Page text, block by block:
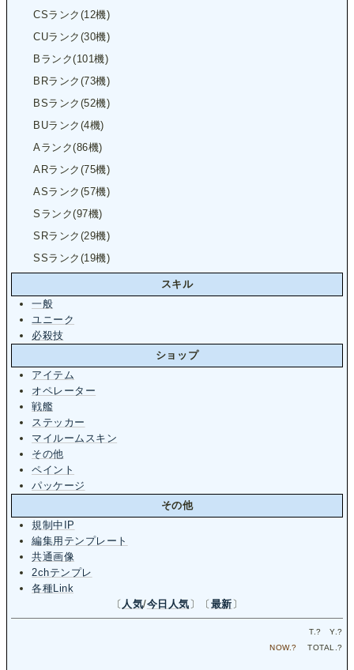
CSランク(12機)
CUランク(30機)
Bランク(101機)
BRランク(73機)
BSランク(52機)
BUランク(4機)
Aランク(86機)
ARランク(75機)
ASランク(57機)
Sランク(97機)
SRランク(29機)
SSランク(19機)
スキル
一般
ユニーク
必殺技
ショップ
アイテム
オペレーター
戦艦
ステッカー
マイルームスキン
その他
ペイント
パッケージ
その他
規制中IP
編集用テンプレート
共通画像
2chテンプレ
各種Link
〔 人気/今日人気 〕〔 最新 〕
T.? Y.?
NOW.? TOTAL.?